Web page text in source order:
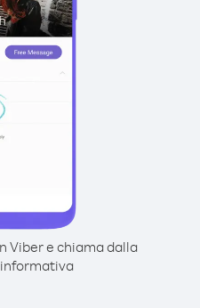
Viber e chiama dalla